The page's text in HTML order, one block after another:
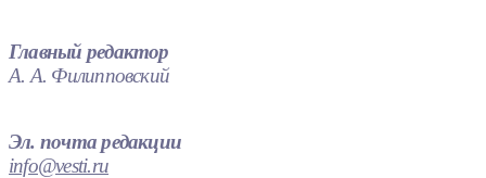
Главный редактор
А. А. Филипповский
Эл. почта редакции
info@vesti.ru